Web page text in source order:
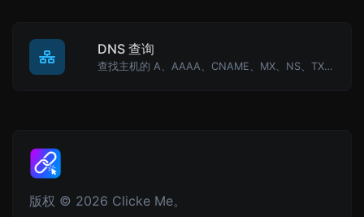
DNS 查询
查找主机的 A、AAAA、CNAME、MX、NS、TXT、SOA DNS 记录。
版权 © 2026 Clicke Me。